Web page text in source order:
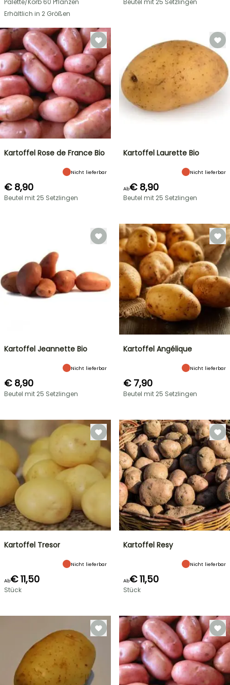
Palette/Korb 60 Pflanzen
Erhältlich in 2 Größen
Beutel mit 25 Setzlingen
Kartoffel Rose de France Bio
Nicht lieferbar
€ 8,90
Beutel mit 25 Setzlingen
Kartoffel Laurette Bio
Nicht lieferbar
Ab€ 8,90
Beutel mit 25 Setzlingen
Kartoffel Jeannette Bio
Nicht lieferbar
€ 8,90
Beutel mit 25 Setzlingen
Kartoffel Angélique
Nicht lieferbar
€ 7,90
Beutel mit 25 Setzlingen
Kartoffel Tresor
Nicht lieferbar
Ab€ 11,50
Stück
Kartoffel Resy
Nicht lieferbar
Ab€ 11,50
Stück